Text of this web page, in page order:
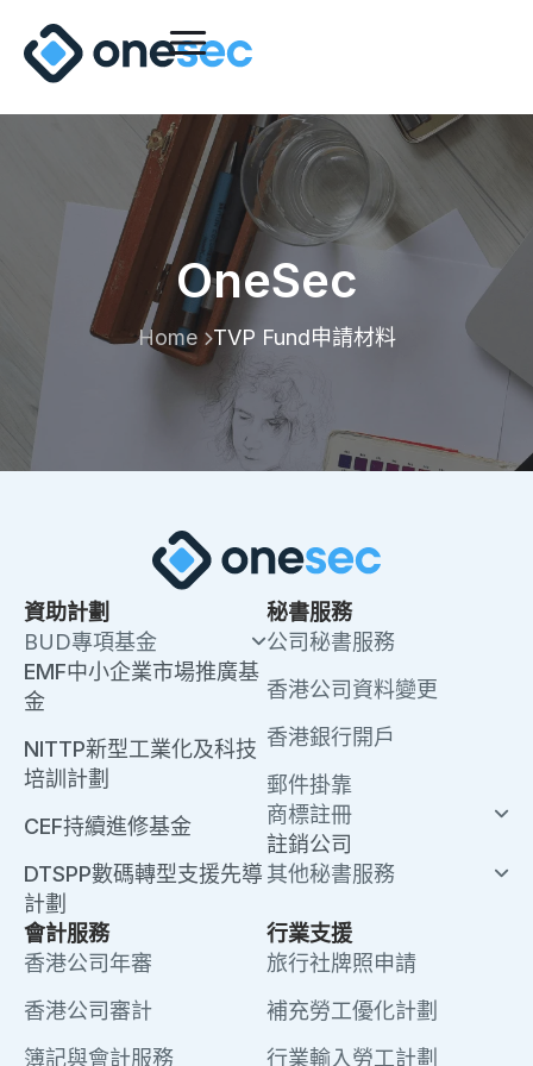
OneSec
Home TVP Fund申請材料
資助計劃
BUD專項基金
EMF中小企業市場推廣基
金
NITTP新型工業化及科技
培訓計劃
CEF持續進修基金
DTSPP數碼轉型支援先導
計劃
秘書服務
公司秘書服務
香港公司資料變更
香港銀行開戶
郵件掛靠
商標註冊
註銷公司
其他秘書服務
會計服務
香港公司年審
香港公司審計
簿記與會計服務
行業支援
旅行社牌照申請
補充勞工優化計劃
行業輸入勞工計劃